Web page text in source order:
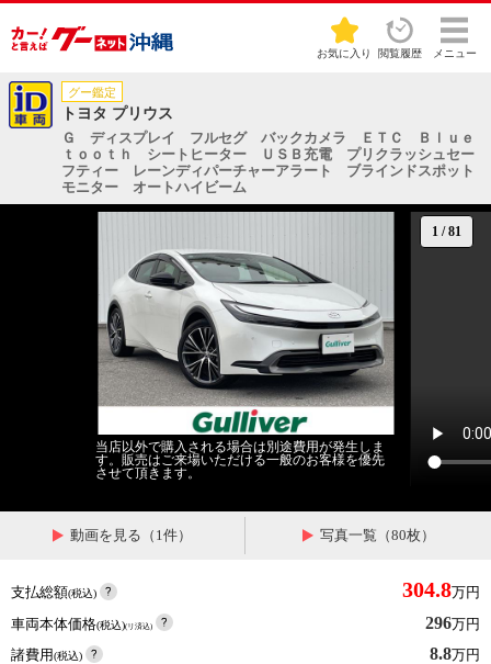
お気に入り 閲覧履歴 メニュー
グー鑑定
トヨタ プリウス
Ｇ ディスプレイ フルセグ バックカメラ ＥＴＣ Ｂｌｕｅ
ｔｏｏｔｈ シートヒーター ＵＳＢ充電 プリクラッシュセー
フティー レーンディパーチャーアラート ブラインドスポット
モニター オートハイビーム
1 /81
当店以外で購入される場合は別途費用が発生しま
す。販売はご来場いただける一般のお客様を優先
させて頂きます。
動画を見る（1件） 写真一覧（80枚）
支払総額(税込) 304.8万円
車両本体価格(税込)(リ済込) 296万円
諸費用(税込) 8.8万円